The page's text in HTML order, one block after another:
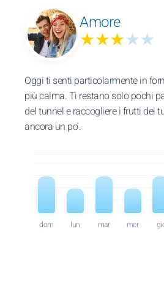
Amore
★★★★★
Oggi ti senti particolarmente in
più calma. Ti restano solo pochi
del tunnel e raccogliere i frutti dei
ancora un po’.
dom lun mar mer